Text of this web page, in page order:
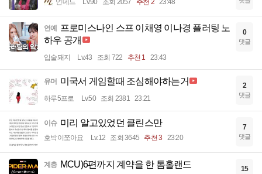
언데드 Lv.90 조회 2057 추천 2 23:48
연예
프로미스나인 스프 이채영 이나경 플러팅 노
하우 공개
입술돼지 Lv.43 조회 722 추천 1 23:43
0
댓글
유머 미국서 게임할때 조심해야하는거
하루5프로 Lv.50 조회 2381 23:21
2
댓글
이슈 미리 알고있었던 클린스만
호박이쪼아요 Lv.12 조회 3645 추천 3 23:20
7
댓글
계층 MCU)6편까지 계약을 한 톰홀랜드 15